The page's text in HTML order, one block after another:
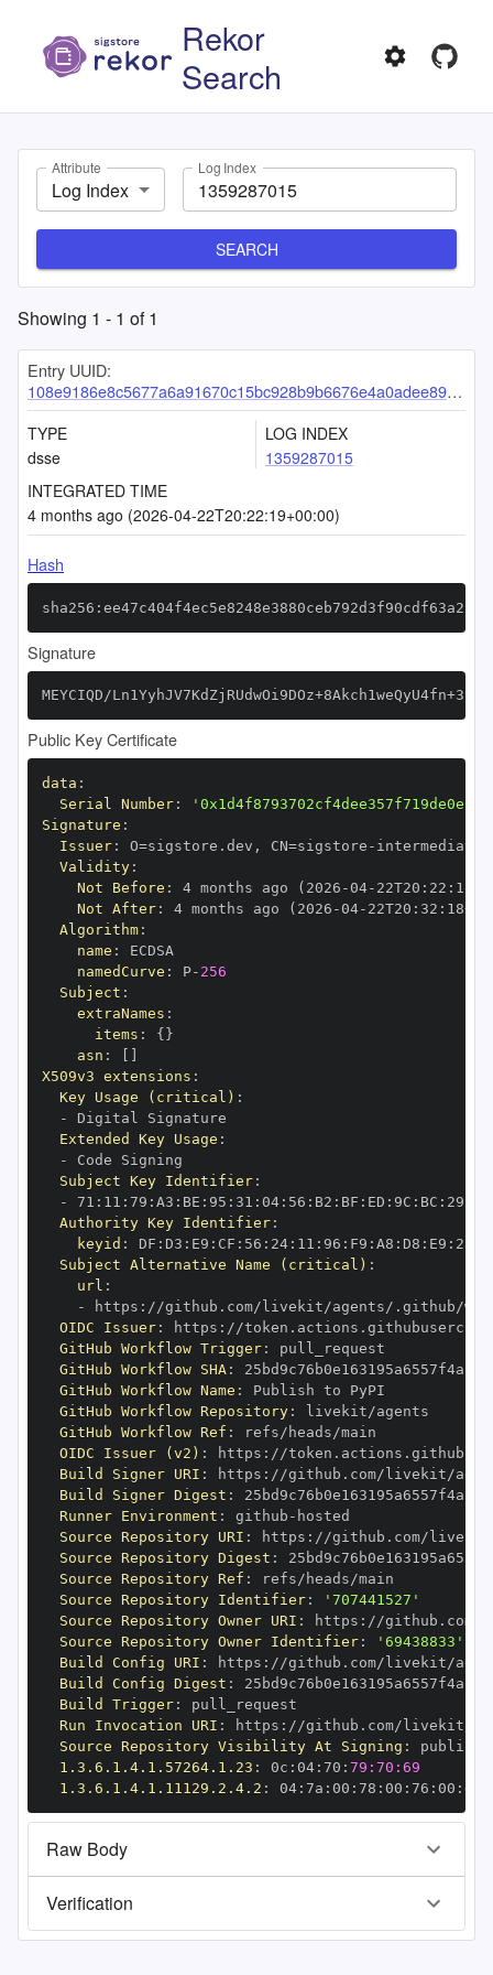
Rekor
Search
Attribute
Log Index
Log Index
SEARCH
Showing 1 - 1 of1
Entry UUID:
108e9186e8c5677a6a91670c15bc928b9b6676e4a0adee89793ee23b1425e9962d7eecf7a6e6de38
TYPE
dsse
LOG INDEX
1359287015
INTEGRATED TIME
4 months ago (2026-04-22T20:22:19+00:00)
Hash
Signature
MEYCIQD/
Public Key Certificate
data :
Serial Number:
Signature :
Issuer: O=sigstore.dev , CN=sigstore -
Validity:
Not Before : 4 months ago (2026 -04- 22T20 : 22 :
Not After: 4 months ago (2026 -04- 22T20 : 32 : 18+00
Algorithm:
name :
namedCurve : P- 256
Subject :
extraNames :
items : { }
asn :
X509v3 extensions :
Key Usage (critical) :
-
Extended Key Usage :
-
Subject Key Identifier:
-
71 : 11 : 79 : A3 : BE : 95 : 31 : 04: 56 : B2 : BF : ED : 9C : BC : 29
Authority Key Identifier:
keyid : DF : D3 : E9 : CF : 56 : 24: 11 : 96 : F9 : A8 : D8 : E9 : 28
Subject Alternative Name (critical) :
url :
-
https :
OIDC Issuer: https :
GitHub Workflow Trigger:
GitHub Workflow SHA:
GitHub Workflow Name :
GitHub Workflow Repository:
GitHub Workflow Ref :
OIDC Issuer (v2) : https :
Build Signer URI : https :
Build Signer Digest :
Runner Environment : github -
Source Repository URI : https :
Source Repository Digest :
Source Repository Ref :
Source Repository Identifier:
'707441527'
Source Repository Owner URI : https :
Source Repository Owner Identifier:
'69438833'
Build Config URI : https :
Build Config Digest :
Build Trigger:
Run Invocation URI : https :
Source Repository Visibility At Signing :
1.3.6.1.4.1.57264.1.23 : 0c : 04: 70 : 79:70:69
1.3.6.1.4.1.11129.2.4.2 : 04: 7a : 00 : 78 : 00 : 76 : 00 : dd
Raw Body
Verification